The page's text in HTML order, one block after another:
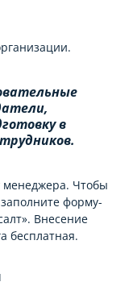
в
менеджера. Чтобы
форму-
Внесение
бесплатная.